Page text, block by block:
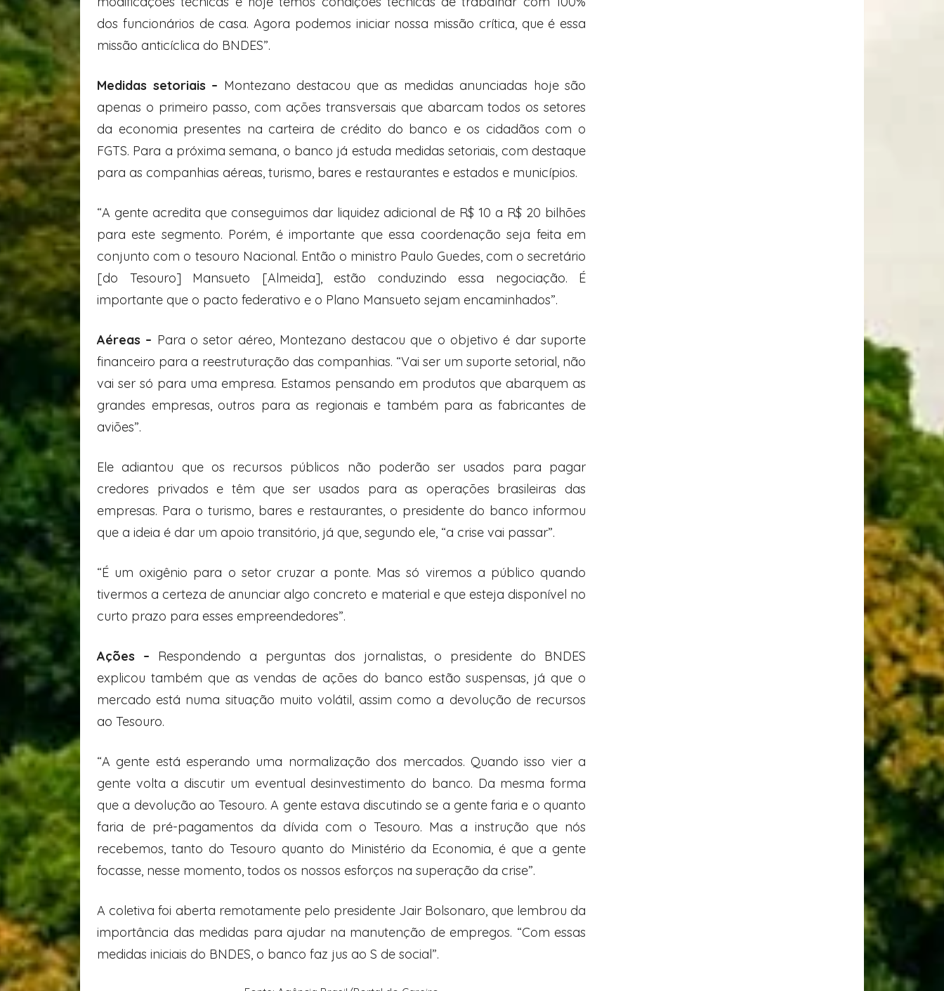
dos funcionários de casa. Agora podemos iniciar nossa missão crítica, que é essa
missão anticíclica do BNDES”.
Medidas setoriais – Montezano destacou que as medidas anunciadas hoje são
apenas o primeiro passo, com ações transversais que abarcam todos os setores
da economia presentes na carteira de crédito do banco e os cidadãos com o
FGTS. Para a próxima semana, o banco já estuda medidas setoriais, com destaque
para as companhias aéreas, turismo, bares e restaurantes e estados e municípios.
“A gente acredita que conseguimos dar liquidez adicional de R$ 10 a R$ 20 bilhões
para este segmento. Porém, é importante que essa coordenação seja feita em
conjunto com o tesouro Nacional. Então o ministro Paulo Guedes, com o secretário
[do Tesouro] Mansueto [Almeida], estão conduzindo essa negociação. É
importante que o pacto federativo e o Plano Mansueto sejam encaminhados”.
Aéreas – Para o setor aéreo, Montezano destacou que o objetivo é dar suporte
financeiro para a reestruturação das companhias. “Vai ser um suporte setorial, não
vai ser só para uma empresa. Estamos pensando em produtos que abarquem as
grandes empresas, outros para as regionais e também para as fabricantes de
aviões”.
Ele adiantou que os recursos públicos não poderão ser usados para pagar
credores privados e têm que ser usados para as operações brasileiras das
empresas. Para o turismo, bares e restaurantes, o presidente do banco informou
que a ideia é dar um apoio transitório, já que, segundo ele, “a crise vai passar”.
“É um oxigênio para o setor cruzar a ponte. Mas só viremos a público quando
tivermos a certeza de anunciar algo concreto e material e que esteja disponível no
curto prazo para esses empreendedores”.
Ações – Respondendo a perguntas dos jornalistas, o presidente do BNDES
explicou também que as vendas de ações do banco estão suspensas, já que o
mercado está numa situação muito volátil, assim como a devolução de recursos
ao Tesouro.
“A gente está esperando uma normalização dos mercados. Quando isso vier a
gente volta a discutir um eventual desinvestimento do banco. Da mesma forma
que a devolução ao Tesouro. A gente estava discutindo se a gente faria e o quanto
faria de pré-pagamentos da dívida com o Tesouro. Mas a instrução que nós
recebemos, tanto do Tesouro quanto do Ministério da Economia, é que a gente
focasse, nesse momento, todos os nossos esforços na superação da crise”.
A coletiva foi aberta remotamente pelo presidente Jair Bolsonaro, que lembrou da
importância das medidas para ajudar na manutenção de empregos. “Com essas
medidas iniciais do BNDES, o banco faz jus ao S de social”.